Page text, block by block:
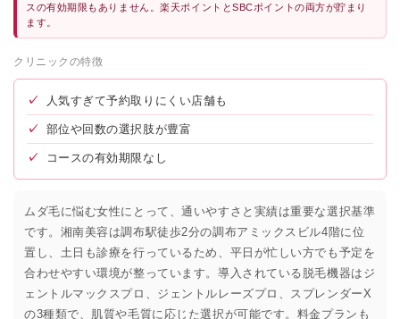
スの有効期限もありません。楽天ポイントとSBCポイントの両方が貯まり
ます。
クリニックの特徴
✓ 人気すぎて予約取りにくい店舗も
✓ 部位や回数の選択肢が豊富
✓ コースの有効期限なし
ムダ毛に悩む女性にとって、通いやすさと実績は重要な選択基準
です。湘南美容は調布駅徒歩2分の調布アミックスビル4階に位
置し、土日も診療を行っているため、平日が忙しい方でも予定を
合わせやすい環境が整っています。導入されている脱毛機器はジ
ェントルマックスプロ、ジェントルレーズプロ、スプレンダーX
の3種類で、肌質や毛質に応じた選択が可能です。料金プランも